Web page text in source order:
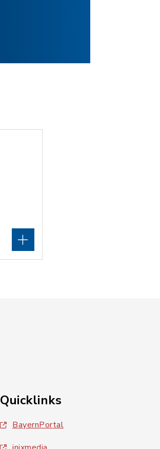
Quicklinks
BayernPortal